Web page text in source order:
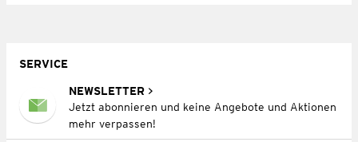
SERVICE
NEWSLETTER
Jetzt abonnieren und keine Angebote und Aktionen
mehr verpassen!